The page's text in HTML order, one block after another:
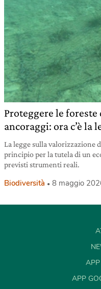
Proteggere le
ancoraggi: ora c’è la
La legge sulla valorizzazione
principio per la tutela di un
previsti strumenti reali.
Biodiversità 8 maggio
APP